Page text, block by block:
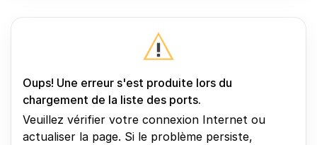
Oups! Une erreur s'est produite lors du
chargement de la liste des ports.
Veuillez vérifier votre connexion Internet ou
actualiser la page. Si le problème persiste,